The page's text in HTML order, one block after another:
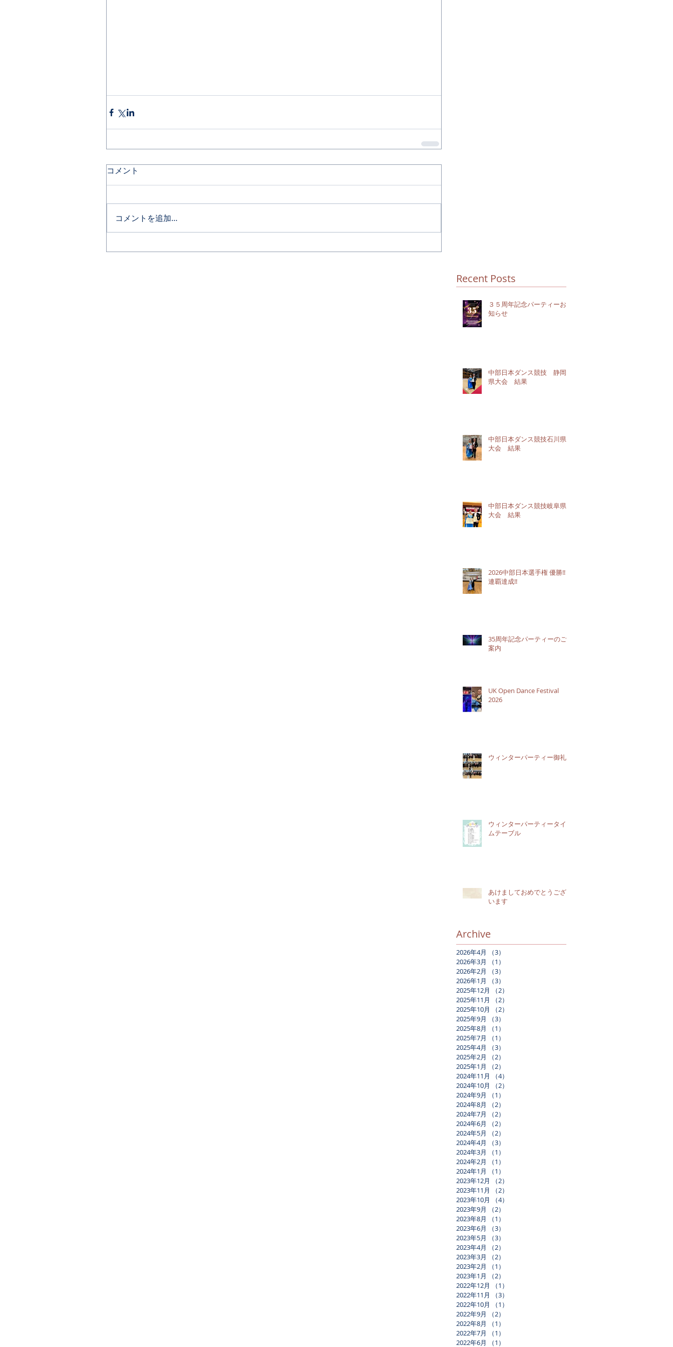
コメント
コメントを追加…
Recent Posts
３５周年記念パーティーお
知らせ
中部日本ダンス競技 静岡
県大会 結果
中部日本ダンス競技石川県
大会 結果
中部日本ダンス競技岐阜県
大会 結果
2026中部日本選手権 優勝!!３
連覇達成!!
35周年記念パーティーのご
案内
UK Open Dance Festival
2026
ウィンターパーティー御礼
ウィンターパーティータイ
ムテーブル
あけましておめでとうござ
います
Archive
2026年4月 （3）
2026年3月
（1）
2026年2月
（3）
2026年1月
（3）
2025年12月
（2）
2025年11月
（2）
2025年10月
（2）
2025年9月
（3）
2025年8月
（1）
2025年7月
（1）
2025年4月
（3）
2025年2月
（2）
2025年1月
（2）
2024年11月
（4）
2024年10月
（2）
2024年9月
（1）
2024年8月
（2）
2024年7月
（2）
2024年6月
（2）
2024年5月
（2）
2024年4月
（3）
2024年3月
（1）
2024年2月
（1）
2024年1月
（1）
2023年12月
（2）
2023年11月
（2）
2023年10月
（4）
2023年9月
（2）
2023年8月
（1）
2023年6月
（3）
2023年5月
（3）
2023年4月
（2）
2023年3月
（2）
2023年2月
（1）
2023年1月
（2）
2022年12月
（1）
2022年11月
（3）
2022年10月
（1）
2022年9月
（2）
2022年8月
（1）
2022年7月
（1）
2022年6月
（1）